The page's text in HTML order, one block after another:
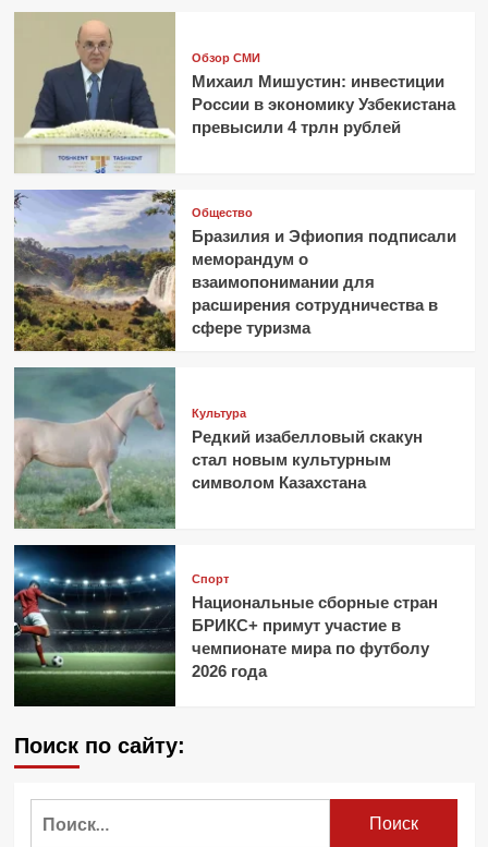
Обзор СМИ
Михаил Мишустин: инвестиции
России в экономику Узбекистана
превысили 4 трлн рублей
Общество
Бразилия и Эфиопия подписали
меморандум о
взаимопонимании для
расширения сотрудничества в
сфере туризма
Культура
Редкий изабелловый скакун
стал новым культурным
символом Казахстана
Спорт
Национальные сборные стран
БРИКС+ примут участие в
чемпионате мира по футболу
2026 года
Поиск по сайту: